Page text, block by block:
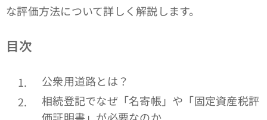
な評価方法について詳しく解説します。
目次
公衆用道路とは？
相続登記でなぜ「名寄帳」や「固定資産税評